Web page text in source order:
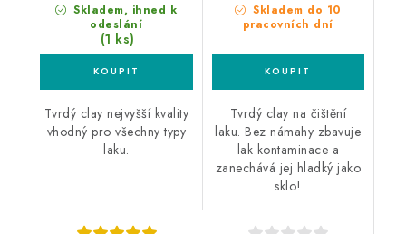
Skladem, ihned k
odeslání
(1 ks)
Tvrdý clay nejvyšší kvality
vhodný pro všechny typy
laku.
Skladem do 10
pracovních dní
Tvrdý clay na čištění
laku. Bez námahy zbavuje
lak kontaminace a
zanechává jej hladký jako
sklo!